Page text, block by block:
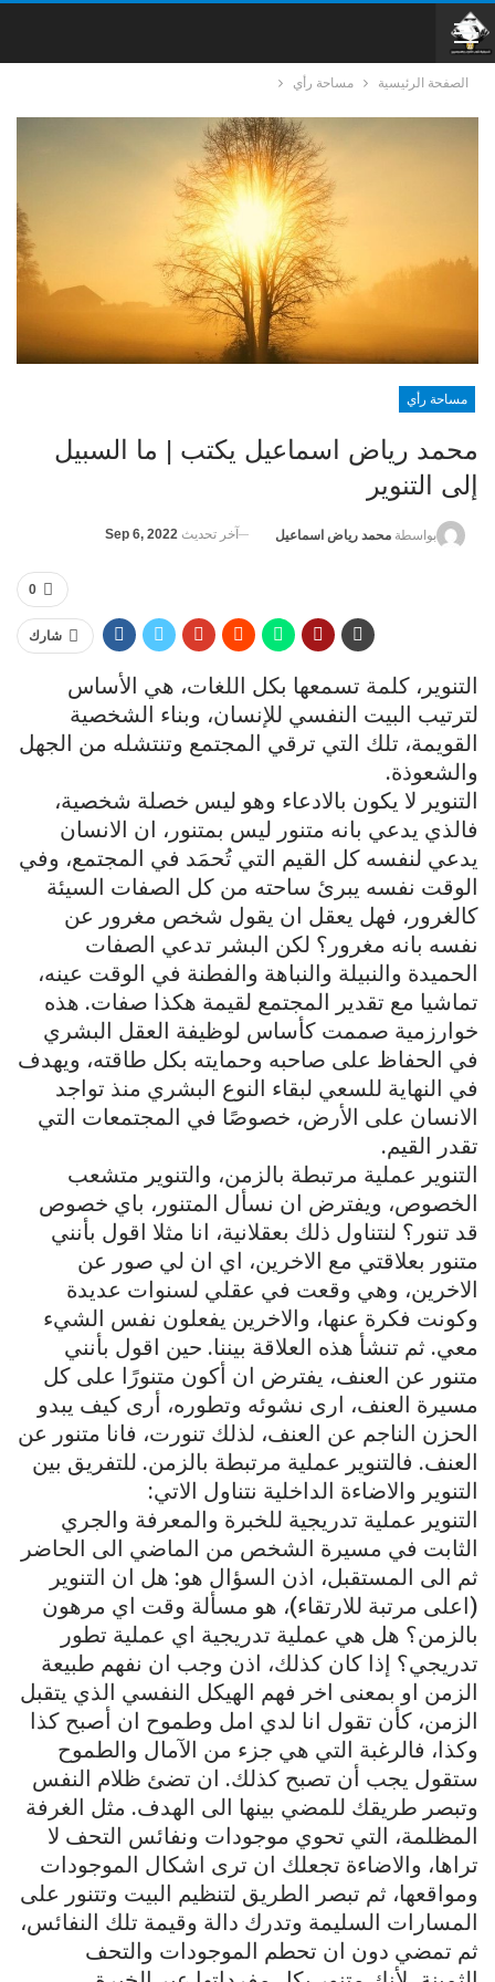
الصفحة الرئيسية مساحة رأي
مساحة رأي
محمد رياض اسماعيل يكتب | ما السبيل
إلى التنوير
بواسطة محمد رياض اسماعيل آخر تحديث Sep 6, 2022
0
شارك
التنوير، كلمة تسمعها بكل اللغات، هي الأساس
لترتيب البيت النفسي للإنسان، وبناء الشخصية
القويمة، تلك التي ترقي المجتمع وتنتشله من الجهل
والشعوذة.
التنوير لا يكون بالادعاء وهو ليس خصلة شخصية،
فالذي يدعي بانه متنور ليس بمتنور، ان الانسان
يدعي لنفسه كل القيم التي تُحمَد في المجتمع، وفي
الوقت نفسه يبرئ ساحته من كل الصفات السيئة
كالغرور، فهل يعقل ان يقول شخص مغرور عن
نفسه بانه مغرور؟ لكن البشر تدعي الصفات
الحميدة والنبيلة والنباهة والفطنة في الوقت عينه،
تماشيا مع تقدير المجتمع لقيمة هكذا صفات. هذه
خوارزمية صممت كأساس لوظيفة العقل البشري
في الحفاظ على صاحبه وحمايته بكل طاقته، ويهدف
في النهاية للسعي لبقاء النوع البشري منذ تواجد
الانسان على الأرض، خصوصًا في المجتمعات التي
تقدر القيم.
التنوير عملية مرتبطة بالزمن، والتنوير متشعب
الخصوص، ويفترض ان نسأل المتنور، باي خصوص
قد تنور؟ لنتناول ذلك بعقلانية، انا مثلا اقول بأنني
متنور بعلاقتي مع الاخرين، اي ان لي صور عن
الاخرين، وهي وقعت في عقلي لسنوات عديدة
وكونت فكرة عنها، والاخرين يفعلون نفس الشيء
معي. ثم تنشأ هذه العلاقة بيننا. حين اقول بأنني
متنور عن العنف، يفترض ان أكون متنورًا على كل
مسيرة العنف، ارى نشوئه وتطوره، أرى كيف يبدو
الحزن الناجم عن العنف، لذلك تنورت، فانا متنور عن
العنف. فالتنوير عملية مرتبطة بالزمن. للتفريق بين
التنوير والاضاءة الداخلية نتناول الاتي:
التنوير عملية تدريجية للخبرة والمعرفة والجري
الثابت في مسيرة الشخص من الماضي الى الحاضر
ثم الى المستقبل، اذن السؤال هو: هل ان التنوير
(اعلى مرتبة للارتقاء)، هو مسألة وقت اي مرهون
بالزمن؟ هل هي عملية تدريجية اي عملية تطور
تدريجي؟ إذا كان كذلك، اذن وجب ان نفهم طبيعة
الزمن او بمعنى اخر فهم الهيكل النفسي الذي يتقبل
الزمن، كأن تقول انا لدي امل وطموح ان أصبح كذا
وكذا، فالرغبة التي هي جزء من الآمال والطموح
ستقول يجب أن تصبح كذلك. ان تضئ ظلام النفس
وتبصر طريقك للمضي بينها الى الهدف. مثل الغرفة
المظلمة، التي تحوي موجودات ونفائس التحف لا
تراها، والاضاءة تجعلك ان ترى اشكال الموجودات
ومواقعها، ثم تبصر الطريق لتنظيم البيت وتتنور على
المسارات السليمة وتدرك دالة وقيمة تلك النفائس،
ثم تمضي دون ان تحطم الموجودات والتحف